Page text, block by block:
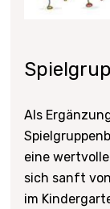
Als
eine
sich sanft
im